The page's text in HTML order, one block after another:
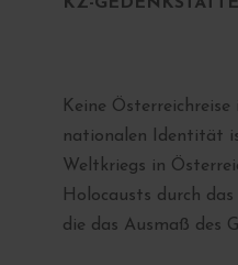
Keine
nationalen Identität
Weltkriegs in
Holocausts durch
die das Ausmaß des